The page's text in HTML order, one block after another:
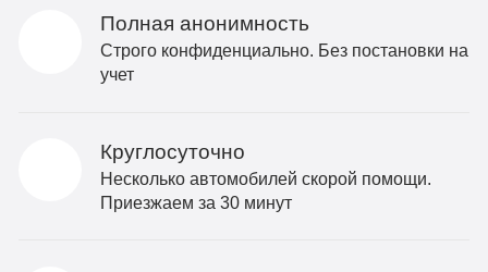
Полная анонимность
Строго конфиденциально. Без постановки на
учет
Круглосуточно
Несколько автомобилей скорой помощи.
Приезжаем за 30 минут